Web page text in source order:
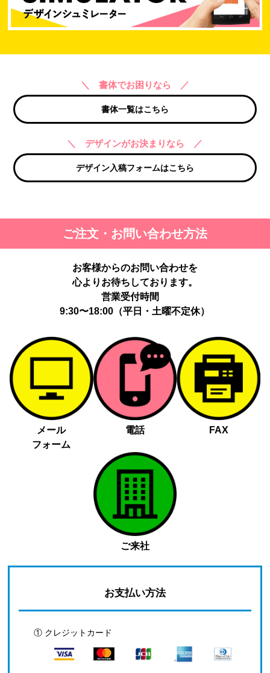
＼ 書体でお困りなら ／
書体一覧はこちら
＼ デザインがお決まりなら ／
デザイン入稿フォームはこちら
ご注文・お問い合わせ方法
お客様からのお問い合わせを
心よりお待ちしております。
営業受付時間
9:30〜18:00（平日・土曜不定休）
メール
フォーム
電話 FAX
ご来社
お支払い方法
① クレジットカード